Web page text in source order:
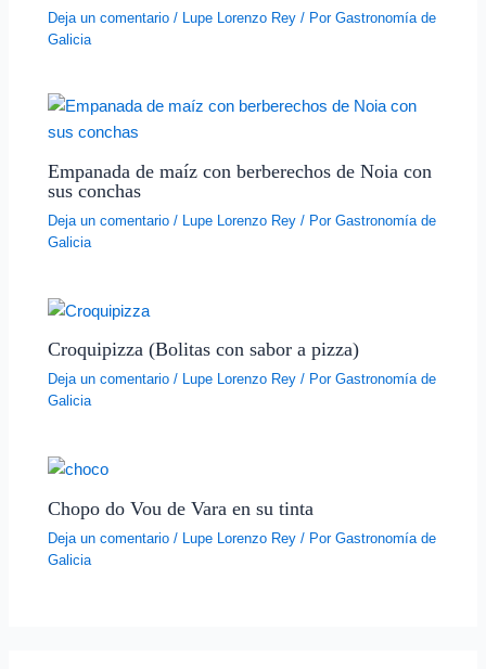
Deja un comentario / Lupe Lorenzo Rey / PorGastronomía de
Galicia
Empanada de maíz con berberechos de Noia con
sus conchas
Deja un comentario / Lupe Lorenzo Rey / PorGastronomía de
Galicia
Croquipizza (Bolitas con sabor a pizza)
Deja un comentario / Lupe Lorenzo Rey / PorGastronomía de
Galicia
Chopo do Vou de Vara en su tinta
Deja un comentario / Lupe Lorenzo Rey / PorGastronomía de
Galicia